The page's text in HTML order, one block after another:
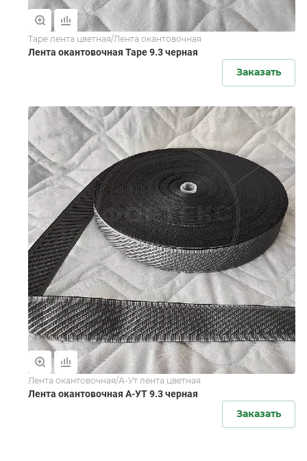
Tape лента цветная/Лента окантовочная
Лента окантовочная Tape 9.3 черная
Заказать
Лента окантовочная/А-Ут лента цветная
Лента окантовочная А-УТ 9.3 черная
Заказать